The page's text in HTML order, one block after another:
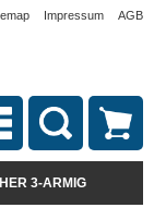
Impressum AGB
3-ARMIG